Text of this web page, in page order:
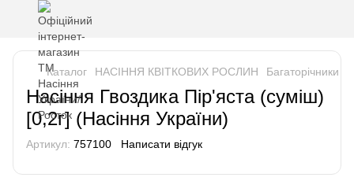
Каталог НАСІННЯ КВІТКОВИХ РОСЛИН Багаторічники
Насіння Гвоздика Пір'яста (суміш)
[0,2г] (Насіння України)
Артикул: 757100 Написати відгук